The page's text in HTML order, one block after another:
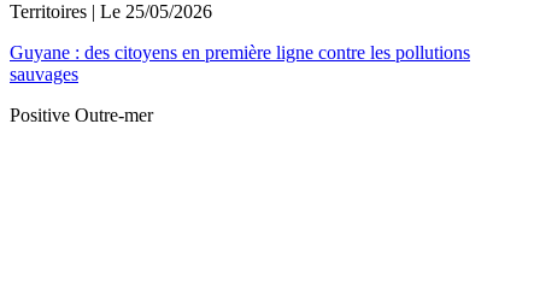
Territoires | Le 25/05/2026
Guyane : des citoyens en première ligne contre les pollutions
sauvages
Positive Outre-mer